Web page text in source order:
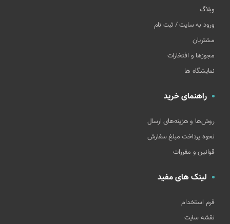
وبلاگ
ورود به سایت / ثبت نام
مشتریان
مجوزها و افتخارات
نمایشگاه ها
راهنمای خرید
روش‌ها و هزینه‌های ارسال
نحوه پرداخت مبلغ سفارش
قوانین و مقررات
لینک های مفید
فرم استخدام
نقشه سایت